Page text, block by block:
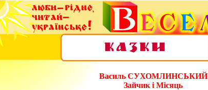
Василь СУХОМЛИНСЬКИЙ
Зайчик і Місяць